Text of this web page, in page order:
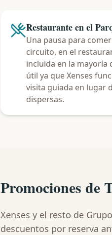
Restaurante en el
Una pausa para
circuito, en el
incluida en la mayoría
útil ya que Xenses
visita guiada en lugar
dispersas.
Promociones de
Xenses y el resto de
descuentos por reserva